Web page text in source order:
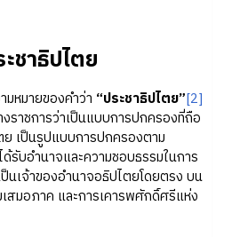
ชาธิปไตย
มายของคำว่า “ประชาธิปไตย”[2]
ราชการว่าเป็นแบบการปกครองที่ถือ
เป็นรูปแบบการปกครองตาม
บอำนาจและความชอบธรรมในการ
นเจ้าของอำนาจอธิปไตยโดยตรง บน
สมอภาค และการเคารพศักดิ์ศรีแห่ง